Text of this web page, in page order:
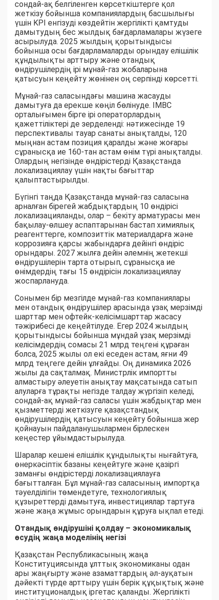
сондай-ақ белгіленген көрсеткіштерге қол
жеткізу бойынша компаниялардың басшылығы
үшін KPI енгізуді көздейтін жергілікті қамтуды
дамытудың бес жылдық бағдарламалары жүзеге
асырылуда. 2025 жылдың қорытындысы
бойынша осы бағдарламаларды орындау елішілік
құндылықты арттыру және отандық
өндірушілердің ірі мұнай-газ жобаларына
қатысуын кеңейту жөнінен оң серпінді көрсетті.
Мұнай-газ саласындағы машина жасауды
дамытуға да ерекше көңіл бөлінуде. IMBC
орталығымен бірге ірі операторлардың
қажеттіліктері де зерделенді: нәтижесінде 19
перспективалы тауар санаты анықталды, 120
мыңнан астам позиция қаралды және жоғары
сұранысқа ие 160-тан астам өнім түрі анықталды.
Олардың негізінде өндірістерді Қазақстанда
локализациялау үшін нақты бағыттар
қалыптастырылды.
Бүгінгі таңда Қазақстанда мұнай-газ саласына
арналған бірегей жабдықтардың 10 өндірісі
локализацияланды, олар – бекіту арматурасы мен
бақылау-өлшеу аспаптарынан бастап химиялық
реагенттерге, композиттік материалдарға және
коррозияға қарсы жабындарға дейінгі өндіріс
орындары. 2027 жылға дейін әлемнің жетекші
өндірушілерін тарта отырып, сұранысқа ие
өнімдердің тағы 15 өндірісін локализациялау
жоспарлануда.
Сонымен бір мезгілде мұнай-газ компаниялары
мен отандық өндірушілер арасында ұзақ мерзімді
шарттар мен офтейк-келісімшарттар жасасу
тәжірибесі де кеңейтілуде. Егер 2024 жылдың
қорытындысы бойынша мұндай ұзақ мерзімді
келісімдердің сомасы 21 млрд теңгені құраған
болса, 2025 жылы ол екі еседен астам, яғни 49
млрд теңгеге дейін ұлғайды. Оң динамика 2026
жылы да сақталмақ. Министрлік импортты
алмастыру әлеуетін анықтау мақсатында сатып
алуларға тұрақты негізде талдау жүргізіп келеді,
сондай-ақ мұнай-газ саласы үшін жабдықтар мен
қызметтерді жеткізуге қазақстандық
өндірушілердің қатысуын кеңейту бойынша жер
қойнауын пайдаланушылармен бірлескен
кеңестер ұйымдастырылуда.
Шаралар кешені елішілік құндылықты нығайтуға,
өнеркәсіптік базаны кеңейтуге және қазіргі
заманғы өндірістерді локализациялауға
бағытталған. Бұл мұнай-газ саласының импортқа
тәуелділігін төмендетуге, технологиялық
құзыреттерді дамытуға, инвестициялар тартуға
және жаңа жұмыс орындарын құруға ықпал етеді.
Отандық өндірушіні қолдау – экономикалық
өсудің жаңа моделінің негізі
Қазақстан Республикасының жаңа
Конституциясында ұлттық экономиканы одан
ары жаңғырту және азаматтардың әл-ауқатын
дәйекті түрде арттыру үшін берік құқықтық және
институционалдық іргетас қаланды. Жергілікті